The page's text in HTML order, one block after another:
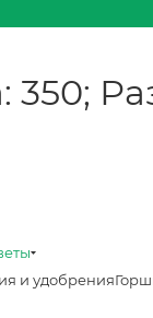
и удобрения